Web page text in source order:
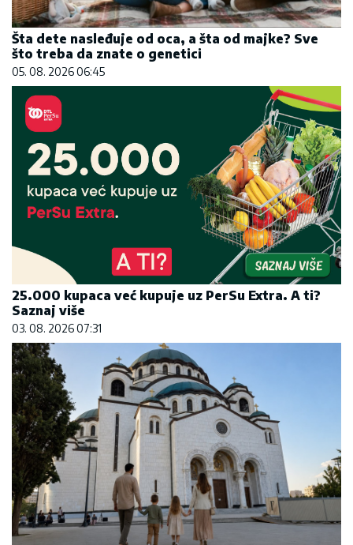
Šta dete nasleđuje od oca, a šta od majke? Sve
što treba da znate o genetici
05. 08. 2026 06:45
25.000 kupaca već kupuje uz PerSu Extra. A ti?
Saznaj više
03. 08. 2026 07:31